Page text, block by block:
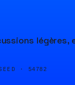
légères,
· 54782